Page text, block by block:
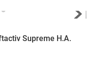
Supreme H.A.